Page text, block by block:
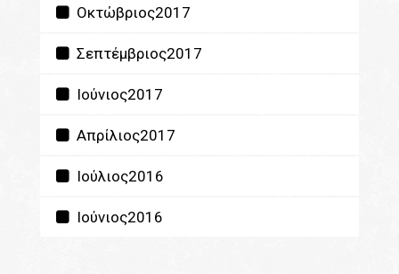
Οκτώβριος2017
Σεπτέμβριος2017
Ιούνιος2017
Απρίλιος2017
Ιούλιος2016
Ιούνιος2016